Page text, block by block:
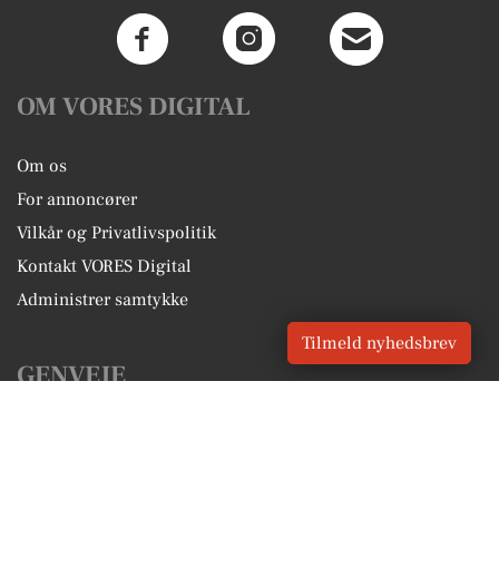
OM VORES DIGITAL
Om os
For annoncører
Vilkår og Privatlivspolitik
Kontakt VORES Digital
Administrer samtykke
GENVEJE
Tilmeld nyhedsbrev